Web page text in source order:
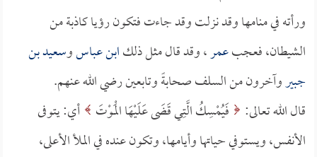
ورأته في منامها وقد نزلت وقد جاءت فتكون رؤيا كاذبة من
الشيطان، فعجبعمر، وقد قال مثل ذلكابن عباسوسعيد بن
جبيروآخرون من السلف صحابةً وتابعين رضي الله عنهم.
قال الله تعالى:
فَيُمْسِكُ الَّتِي قَضَى عَلَيْهَا الْمَوْتَ أي: يتوفى
الأنفس، ويستوفي حياتها وأيامها، وتكون عنده في الملأ الأعلى،